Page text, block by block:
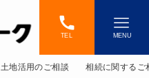
TEL MENU
土地活用のご相談 相続に関するご